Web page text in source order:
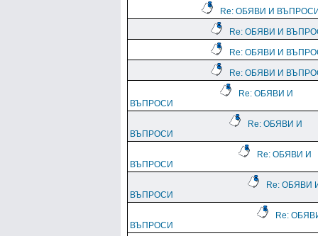
Re: ОБЯВИ И
Re: ОБЯВИ И
Re: ОБЯВИ И
Re: ОБЯВИ И
Re: ОБЯВИ И
ВЪПРОСИ
Re: ОБЯВИ И
ВЪПРОСИ
Re: ОБЯВИ И
ВЪПРОСИ
Re: ОБЯВИ
ВЪПРОСИ
Re:
ВЪПРОСИ